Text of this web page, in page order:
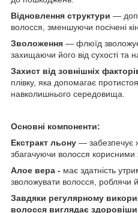
Відновлення структури —
волосся, зменшуючи посічені
Зволоження — флюїд зволожує
захищаючи його від сухості та
Захист від зовнішніх
плівку, яка допомагає
навколишнього середовища.
Основні компоненти:
Екстракт льону — забезпечує
збагачуючи волосся
Алое вера - має здатність
зволожувати волосся, роблячи
Завдяки регулярному
волосся виглядає